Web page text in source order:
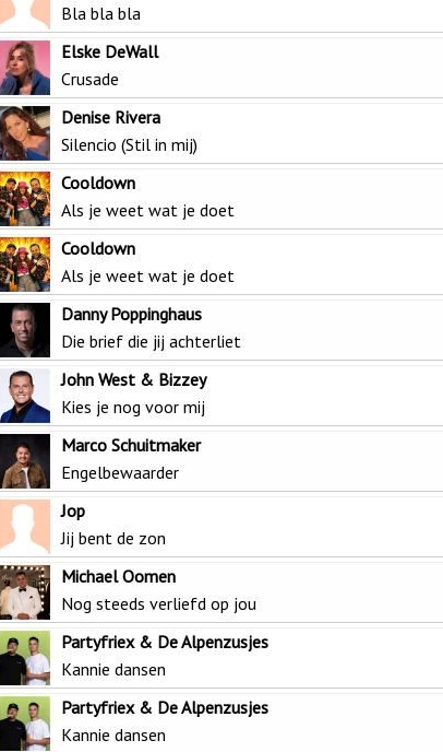
Bla bla bla
Elske DeWall
Crusade
Denise Rivera
Silencio (Stil in mij)
Cooldown
Als je weet wat je doet
Cooldown
Als je weet wat je doet
Danny Poppinghaus
Die brief die jij achterliet
John West & Bizzey
Kies je nog voor mij
Marco Schuitmaker
Engelbewaarder
Jop
Jij bent de zon
Michael Oomen
Nog steeds verliefd op jou
Partyfriex & De Alpenzusjes
Kannie dansen
Partyfriex & De Alpenzusjes
Kannie dansen